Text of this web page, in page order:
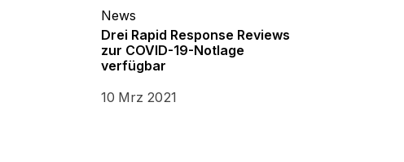
News
Drei Rapid Response Reviews
zur COVID-19-Notlage
verfügbar
10 Mrz 2021